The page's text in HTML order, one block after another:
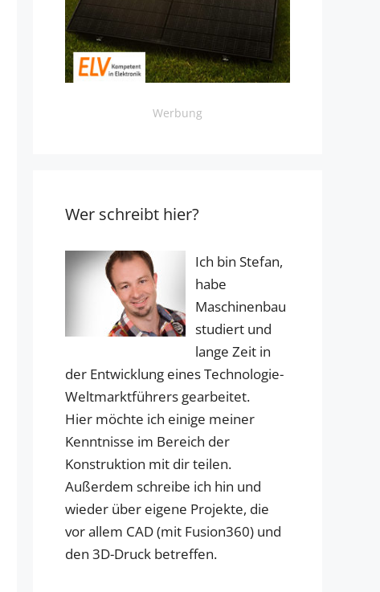
Werbung
Wer schreibt hier?
Ich bin Stefan,
habe
Maschinenbau
studiert und
lange Zeit in
der Entwicklung eines Technologie-
Weltmarktführers gearbeitet.
Hier möchte ich einige meiner
Kenntnisse im Bereich der
Konstruktion mit dir teilen.
Außerdem schreibe ich hin und
wieder über eigene Projekte, die
vor allem CAD (mit Fusion360) und
den 3D-Druck betreffen.